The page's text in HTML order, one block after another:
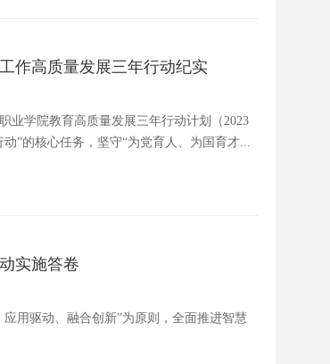
作高质量发展三年行动纪实
学院教育高质量发展三年行动计划（2023
”的核心任务，坚守“为党育人、为国育才...
实施答卷
用驱动、融合创新”为原则，全面推进智慧